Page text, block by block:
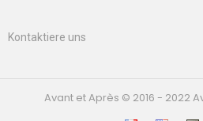
Kontaktiere uns
Avant et Après © 2016 - 2022